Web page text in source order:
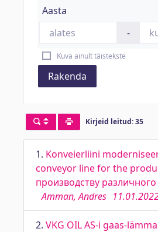
Aasta
-
Kuva ainult täistekste
Rakenda
Kirjeid leitud: 35
1. Konveierliini
conveyor line for the
производству
Amman, Andres
2. VKG OIL AS-i gaas-